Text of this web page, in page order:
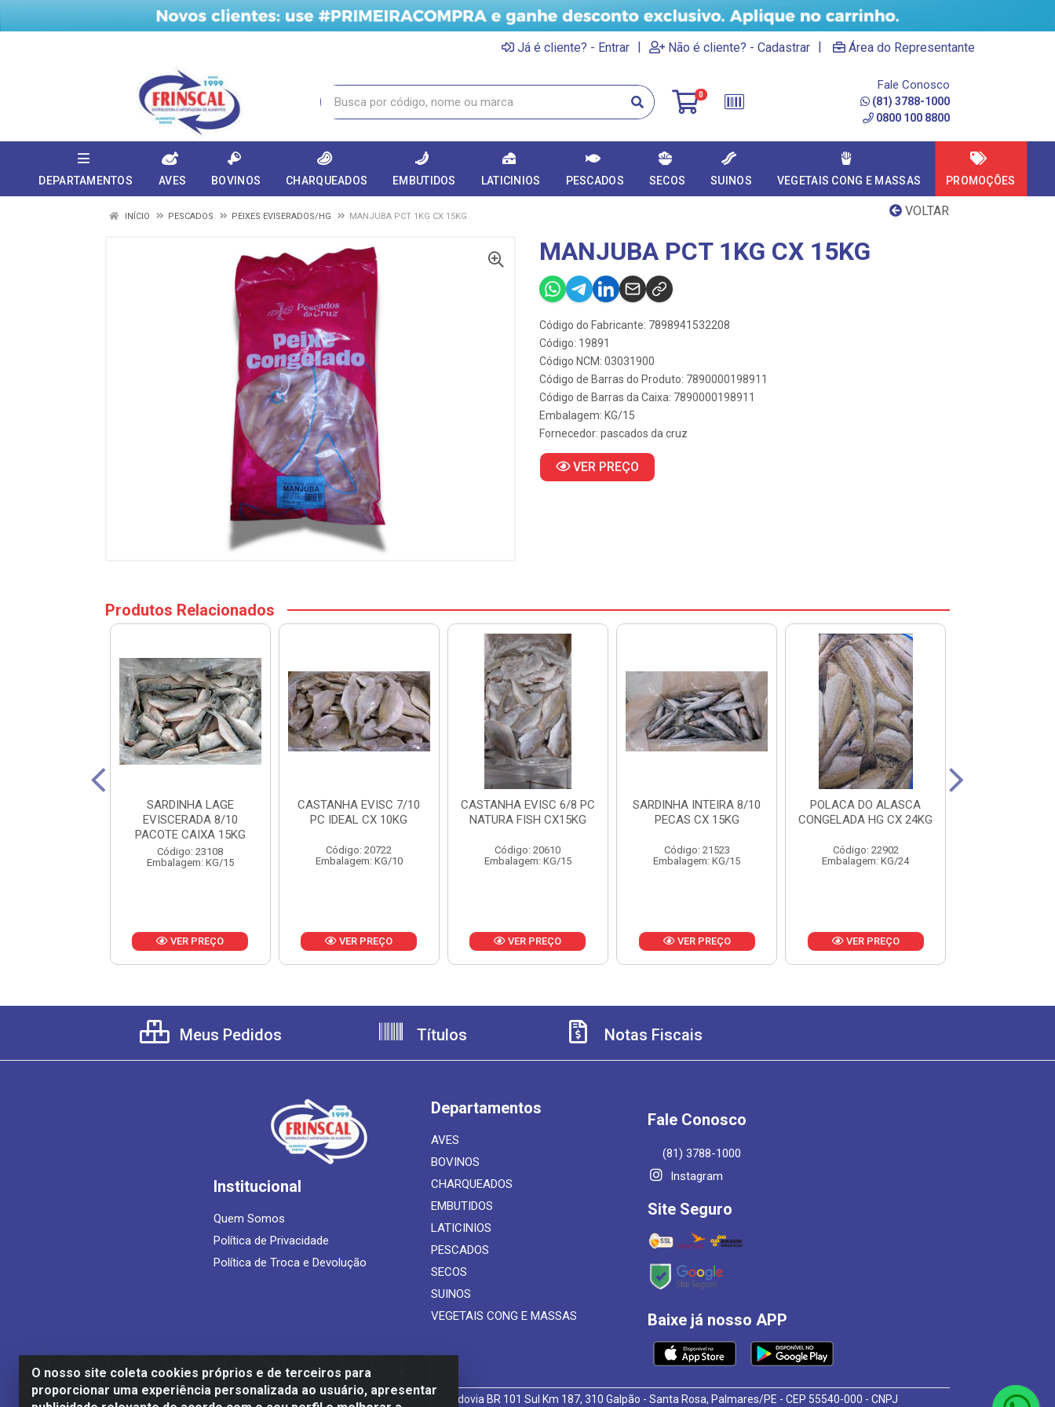
Já é cliente? - Entrar | Não é cliente? - Cadastrar | Área do Representante
0
Fale Conosco
(81) 3788-1000
0800 100 8800
DEPARTAMENTOS AVES BOVINOS CHARQUEADOS EMBUTIDOS LATICINIOS PESCADOS SECOS SUINOS VEGETAIS CONG E MASSAS PROMOÇÕES
VOLTAR
INÍCIO PESCADOS PEIXES EVISERADOS/HG MANJUBA PCT 1KG CX 15KG
MANJUBA PCT 1KG CX 15KG
Código do Fabricante: 7898941532208
Código: 19891
Código NCM: 03031900
Código de Barras do Produto: 7890000198911
Código de Barras da Caixa: 7890000198911
Embalagem: KG/15
Fornecedor: pascados da cruz
VER PREÇO
Produtos Relacionados
SARDINHA LAGE
EVISCERADA 8/10
PACOTE CAIXA 15KG
Código: 23108
Embalagem: KG/15
VER PREÇO
CASTANHA EVISC 7/10
PC IDEAL CX 10KG
Código: 20722
Embalagem: KG/10
VER PREÇO
CASTANHA EVISC 6/8 PC
NATURA FISH CX15KG
Código: 20610
Embalagem: KG/15
VER PREÇO
SARDINHA INTEIRA 8/10
PECAS CX 15KG
Código: 21523
Embalagem: KG/15
VER PREÇO
POLACA DO ALASCA
CONGELADA HG CX 24KG
Código: 22902
Embalagem: KG/24
VER PREÇO
O nosso site coleta cookies próprios e de terceiros para
proporcionar uma experiência personalizada ao usuário, apresentar
Meus Pedidos Títulos Notas Fiscais
Institucional
Quem Somos
Política de Privacidade
Política de Troca e Devolução
Departamentos
AVES
BOVINOS
CHARQUEADOS
EMBUTIDOS
LATICINIOS
PESCADOS
SECOS
SUINOS
VEGETAIS CONG E MASSAS
Fale Conosco
(81) 3788-1000
Instagram
Site Seguro
Baixe já nosso APP
Frinscal - Distribuidora e Importadora de Alimentos LTDA - Rodovia BR 101 Sul Km 187, 310 Galpão - Santa Rosa, Palmares/PE - CEP 55540-000 - CNPJ